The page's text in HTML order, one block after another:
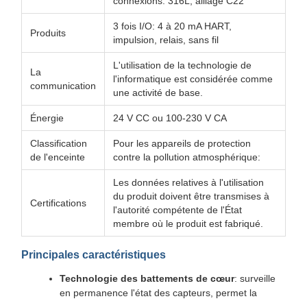
Produits
3 fois I/O: 4 à 20 mA HART,
impulsion, relais, sans fil
La
communication
L'utilisation de la technologie de
l'informatique est considérée comme
une activité de base.
Énergie 24 V CC ou 100-230 V CA
Classification
de l'enceinte
Pour les appareils de protection
contre la pollution atmosphérique:
Certifications
Les données relatives à l'utilisation
du produit doivent être transmises à
l'autorité compétente de l'État
membre où le produit est fabriqué.
Principales caractéristiques
Technologie des battements de cœur: surveille
en permanence l'état des capteurs, permet la